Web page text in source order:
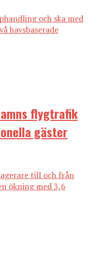
och ska med
havsbaserade
flygtrafik
gäster
till och från
ökning med 3,6